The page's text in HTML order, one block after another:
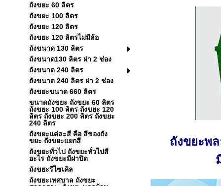
ถังขยะ 60 ลิตร
ถังขยะ 100 ลิตร
ถังขยะ 120 ลิตร
ถังขยะ 120 ลิตรไม่มีล้อ
ถังขนาด 130 ลิตร
ถังขนาด130 ลิตร ฝา 2 ช่อง
ถังขนาด 240 ลิตร
ถังขนาด 240 ลิตร ฝา 2 ช่อง
ถังขยะขนาด 660 ลิตร
ขนาดถังขยะ ถังขยะ 60 ลิตร
ถังขยะ 100 ลิตร ถังขยะ 120
ลิตร ถังขยะ 200 ลิตร ถังขยะ
240 ลิตร
ถังขยะแต่ละสี คือ สีของถัง
ขยะ ถังขยะแยกสี
ถังขยะทั่วไป ถังขยะทั่วไปสี
อะไร ถังขยะมีฝาปิด
ถังขยะรีไซเคิล
ถังขยะเทศบาล ถังขยะ
ถังขยะพ